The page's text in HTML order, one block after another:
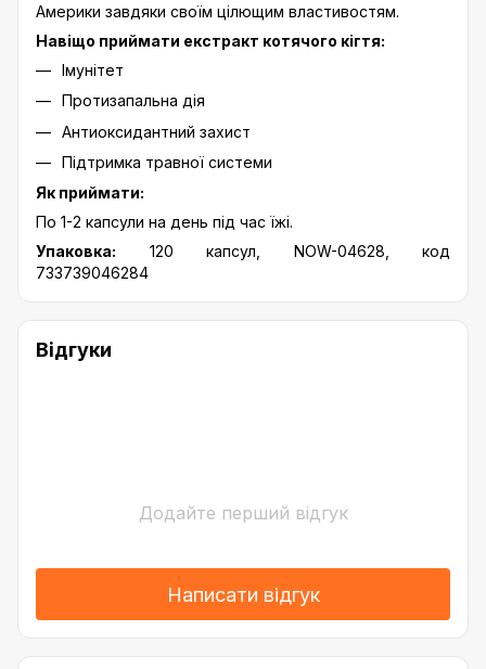
Америки завдяки своїм цілющим властивостям.
Навіщо приймати екстракт котячого кігтя:
Імунітет
Протизапальна дія
Антиоксидантний захист
Підтримка травної системи
Як приймати:
По 1-2 капсули на день під час їжі.
Упаковка: 120 капсул, NOW-04628, код
733739046284
Відгуки
Додайте перший відгук
Написати відгук